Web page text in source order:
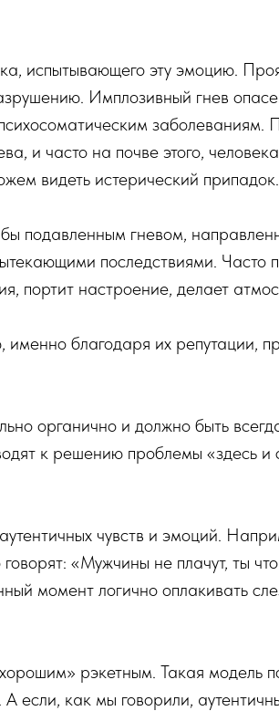
испытывающего эту эмоцию.
Имплозивный гнев
заболеваниям.
и часто на почве этого,
видеть истерический припадок.
подавленным гневом,
последствиями. Часто
портит настроение, делает
благодаря их репутации,
органично и должно быть
к решению проблемы «здесь и
чувств и эмоций.
«Мужчины не плачут, ты
момент логично оплакивать
рэкетным. Такая модель
если, как мы говорили,